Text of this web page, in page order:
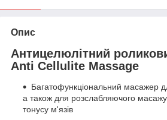
Опис
Антицелюлітний
Anti Cellulite Massage
Багатофункціональний масажер
а також для розслабляючого
тонусу м'язів